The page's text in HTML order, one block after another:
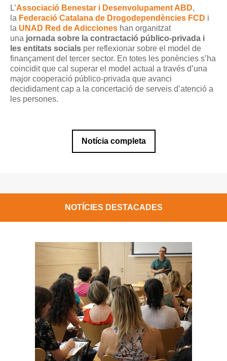
L’Associació Benestar i Desenvolupament ABD,
la Federació Catalana de Drogodependències FCD i
la UNAD Red de Adicciones han organitzat
una jornada sobre la contractació público-privada i
les entitats socials per reflexionar sobre el model de
finançament del tercer sector. En totes les ponències s’ha
coincidit que cal superar el model actual a través d’una
major cooperació público-privada que avanci
decididament cap a la concertació de serveis d’atenció a
les persones.
Notícia completa
NOTÍCIES DESTACADES